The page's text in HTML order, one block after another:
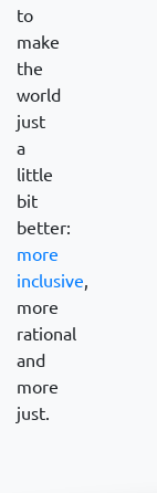
to
make
the
world
just
a
little
bit
better:
more
inclusive,
more
rational
and
more
just.